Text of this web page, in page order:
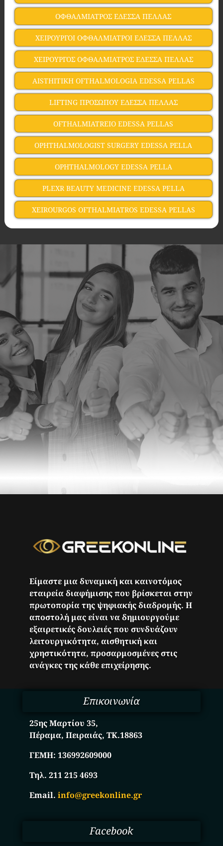
ΟΦΘΑΛΜΙΑΤΡΟΣ ΕΔΕΣΣΑ ΠΕΛΛΑΣ
ΧΕΙΡΟΥΡΓΟΙ ΟΦΘΑΛΜΙΑΤΡΟΙ ΕΔΕΣΣΑ ΠΕΛΛΑΣ
ΧΕΙΡΟΥΡΓΟΣ ΟΦΘΑΛΜΙΑΤΡΟΣ ΕΔΕΣΣΑ ΠΕΛΛΑΣ
AISTHITIKH OFTHALMOLOGIA EDESSA PELLAS
LIFTING ΠΡΟΣΩΠΟΥ ΕΔΕΣΣΑ ΠΕΛΛΑΣ
OFTHALMIATREIO EDESSA PELLAS
OPHTHALMOLOGIST SURGERY EDESSA PELLA
OPHTHALMOLOGY EDESSA PELLA
PLEXR BEAUTY MEDICINE EDESSA PELLA
XEIROURGOS OFTHALMIATROS EDESSA PELLAS
Είμαστε μια δυναμική και καινοτόμος
εταιρεία διαφήμισης που βρίσκεται στην
πρωτοπορία της ψηφιακής διαδρομής. Η
αποστολή μας είναι να δημιουργούμε
εξαιρετικές δουλειές που συνδυάζουν
λειτουργικότητα, αισθητική και
χρηστικότητα, προσαρμοσμένες στις
ανάγκες της κάθε επιχείρησης.
Επικοινωνία
25ης Μαρτίου 35,
Πέραμα, Πειραιάς, ΤΚ.18863
ΓΕΜΗ:136992609000
Τηλ. 211 215 4693
Email.info@greekonline.gr
Facebook